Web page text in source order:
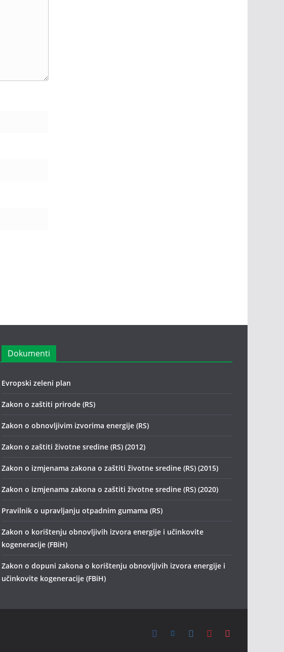
Dokumenti
Evropski zeleni plan
Zakon o zaštiti prirode (RS)
Zakon o obnovljivim izvorima energije (RS)
Zakon o zaštiti životne sredine (RS) (2012)
Zakon o izmjenama zakona o zaštiti životne sredine (RS) (2015)
Zakon o izmjenama zakona o zaštiti životne sredine (RS) (2020)
Pravilnik o upravljanju otpadnim gumama (RS)
Zakon o korištenju obnovljivih izvora energije i učinkovite
kogeneracije (FBiH)
Zakon o dopuni zakona o korištenju obnovljivih izvora energije i
učinkovite kogeneracije (FBiH)